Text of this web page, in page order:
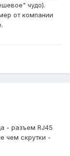
чудо).
от компании
- разъем RJ45
чем скрутки -